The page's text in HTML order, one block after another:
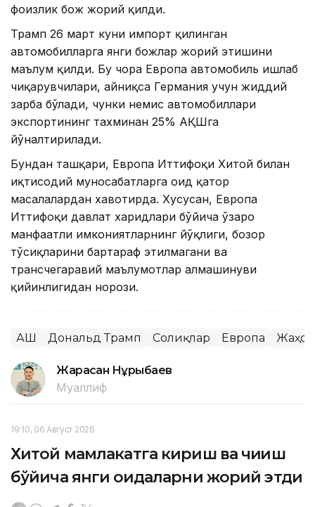
фоизлик бож жорий қилди.
Трамп 26 март куни импорт қилинган
автомобилларга янги божлар жорий этишини
маълум қилди. Бу чора Европа автомобиль ишлаб
чиқарувчилари, айниқса Германия учун жиддий
зарба бўлади, чунки немис автомобиллари
экспортининг тахминан 25% АҚШга
йўналтирилади.
Бундан ташқари, Европа Иттифоқи Хитой билан
иқтисодий муносабатларга оид қатор
масалалардан хавотирда. Хусусан, Европа
Иттифоқи давлат харидлари бўйича ўзаро
манфаатли имкониятларнинг йўқлиги, бозор
тўсиқларини бартараф этилмагани ва
трансчегаравий маълумотлар алмашинуви
қийинлигидан норози.
АҚШ Дональд Трамп Солиқлар Европа Жаҳон
Жарасқан Нұрыбаев
Муаллиф
19:10, 06 Август 2026
Хитой мамлакатга кириш ва чиқиш
бўйича янги қоидаларни жорий этди